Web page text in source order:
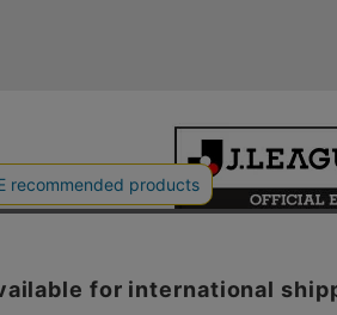
本サイトで使用している文
© JAPAN